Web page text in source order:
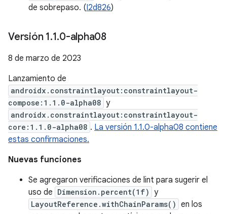
de sobrepaso. (I2d826)
Versión 1.1.0-alpha08
8 de marzo de 2023
Lanzamiento de
androidx.constraintlayout:constraintlayout-
compose:1.1.0-alpha08 y
androidx.constraintlayout:constraintlayout-
core:1.1.0-alpha08 . La versión 1.1.0-alpha08 contiene
estas confirmaciones.
Nuevas funciones
Se agregaron verificaciones de lint para sugerir el
uso de Dimension.percent(1f) y
LayoutReference.withChainParams() en los